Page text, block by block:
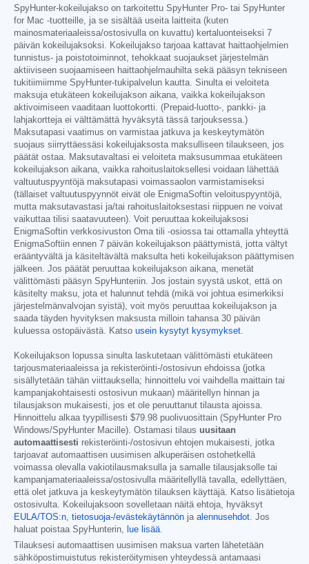
SpyHunter-kokeilujakso on tarkoitettu SpyHunter Pro- tai SpyHunter
for Mac -tuotteille, ja se sisältää useita laitteita (kuten
mainosmateriaaleissa/ostosivulla on kuvattu) kertaluonteiseksi 7
päivän kokeilujaksoksi. Kokeilujakso tarjoaa kattavat haittaohjelmien
tunnistus- ja poistotoiminnot, tehokkaat suojaukset järjestelmän
aktiiviseen suojaamiseen haittaohjelmauhilta sekä pääsyn tekniseen
tukitiimiimme SpyHunter-tukipalvelun kautta. Sinulta ei veloiteta
maksuja etukäteen kokeilujakson aikana, vaikka kokeilujakson
aktivoimiseen vaaditaan luottokortti. (Prepaid-luotto-, pankki- ja
lahjakortteja ei välttämättä hyväksytä tässä tarjouksessa.)
Maksutapasi vaatimus on varmistaa jatkuva ja keskeytymätön
suojaus siirryttäessäsi kokeilujaksosta maksulliseen tilaukseen, jos
päätät ostaa. Maksutavaltasi ei veloiteta maksusummaa etukäteen
kokeilujakson aikana, vaikka rahoituslaitoksellesi voidaan lähettää
valtuutuspyyntöjä maksutapasi voimassaolon varmistamiseksi
(tällaiset valtuutuspyynnöt eivät ole EnigmaSoftin veloituspyyntöjä,
mutta maksutavastasi ja/tai rahoituslaitoksestasi riippuen ne voivat
vaikuttaa tilisi saatavuuteen). Voit peruuttaa kokeilujaksosi
EnigmaSoftin verkkosivuston Oma tili -osiossa tai ottamalla yhteyttä
EnigmaSoftiin ennen 7 päivän kokeilujakson päättymistä, jotta vältyt
erääntyvältä ja käsiteltävältä maksulta heti kokeilujakson päättymisen
jälkeen. Jos päätät peruuttaa kokeilujakson aikana, menetät
välittömästi pääsyn SpyHunteriin. Jos jostain syystä uskot, että on
käsitelty maksu, jota et halunnut tehdä (mikä voi johtua esimerkiksi
järjestelmänvalvojan syistä), voit myös peruuttaa kokeilujakson ja
saada täyden hyvityksen maksusta milloin tahansa 30 päivän
kuluessa ostopäivästä. Katso usein kysytyt kysymykset.
Kokeilujakson lopussa sinulta laskutetaan välittömästi etukäteen
tarjousmateriaaleissa ja rekisteröinti-/ostosivun ehdoissa (jotka
sisällytetään tähän viittauksella; hinnoittelu voi vaihdella maittain tai
kampanjakohtaisesti ostosivun mukaan) määritellyn hinnan ja
tilausjakson mukaisesti, jos et ole peruuttanut tilausta ajoissa.
Hinnoittelu alkaa tyypillisesti $79.98 puolivuosittain (SpyHunter Pro
Windows/SpyHunter Macille). Ostamasi tilaus uusitaan
automaattisesti rekisteröinti-/ostosivun ehtojen mukaisesti, jotka
tarjoavat automaattisen uusimisen alkuperäisen ostohetkellä
voimassa olevalla vakiotilausmaksulla ja samalle tilausjaksolle tai
kampanjamateriaaleissa/ostosivulla määritellyllä tavalla, edellyttäen,
että olet jatkuva ja keskeytymätön tilauksen käyttäjä. Katso lisätietoja
ostosivulta. Kokeilujaksoon sovelletaan näitä ehtoja, hyväksyt
EULA/TOS:n, tietosuoja-/evästekäytännön ja alennusehdot. Jos
haluat poistaa SpyHunterin, lue lisää.
Tilauksesi automaattisen uusimisen maksua varten lähetetään
sähköpostimuistutus rekisteröitymisen yhteydessä antamaasi